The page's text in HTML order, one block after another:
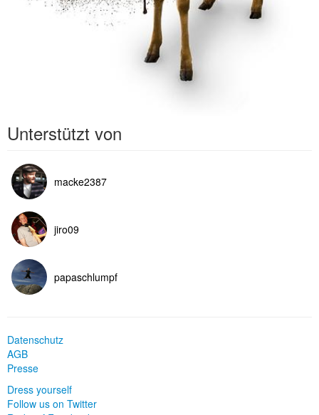
Unterstützt von
macke2387
jiro09
papaschlumpf
Datenschutz
AGB
Presse
Dress yourself
Follow us on Twitter